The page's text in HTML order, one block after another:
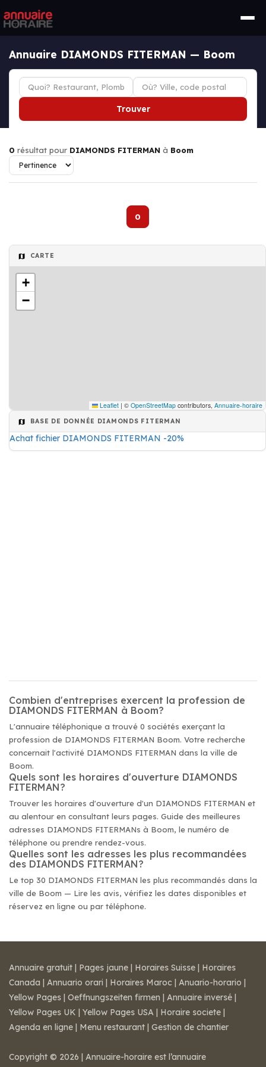
Annuaire DIAMONDS FITERMAN — Boom
Trouver
0 résultat pour DIAMONDS FITERMAN à Boom
0
CARTE
+
−
Leaflet | © OpenStreetMap contributors, Annuaire-horaire
BASE DE DONNÉE DIAMONDS FITERMAN
Achat fichier DIAMONDS FITERMAN -20%
Combien d'entreprises exercent la profession de
DIAMONDS FITERMAN à Boom?
L'annuaire téléphonique a trouvé 0 sociétés exerçant la
profession de DIAMONDS FITERMAN Boom. Votre recherche
concernait l'activité DIAMONDS FITERMAN dans la ville de
Boom.
Quels sont les horaires d'ouverture DIAMONDS
FITERMAN?
Trouver les horaires d'ouverture d'un DIAMONDS FITERMAN et
au alentour en consultant leurs pages. Guide des meilleures
adresses DIAMONDS FITERMANs à Boom, le numéro de
téléphone ou prendre rendez-vous.
Quelles sont les adresses les plus recommandées
des DIAMONDS FITERMAN?
Le top 30 DIAMONDS FITERMAN les plus recommandés dans la
ville de Boom — Lire les avis, vérifiez les dates disponibles et
réservez en ligne ou par téléphone.
Annuaire gratuit | Pages jaune | Horaires Suisse | Horaires
Canada | Annuario orari | Horaires Maroc | Anuario-horario |
Yellow Pages | Oeffnungszeiten firmen | Annuaire inversé |
Yellow Pages UK | Yellow Pages USA | Horaire societe |
Agenda en ligne | Menu restaurant | Gestion de chantier
Copyright © 2026 | Annuaire-horaire est l’annuaire